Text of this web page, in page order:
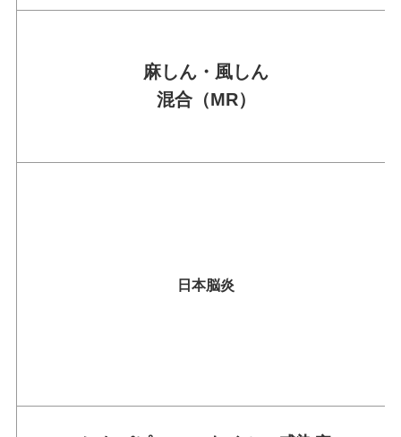
麻しん・風しん
混合（MR）
日本脳炎